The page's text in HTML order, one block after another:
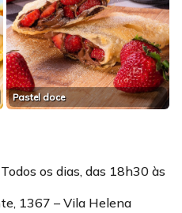
Pastel doce
os dias, das 18h30 às
1367 – Vila Helena